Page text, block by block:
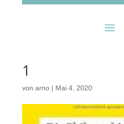
1
von arno| Mai 4, 2020